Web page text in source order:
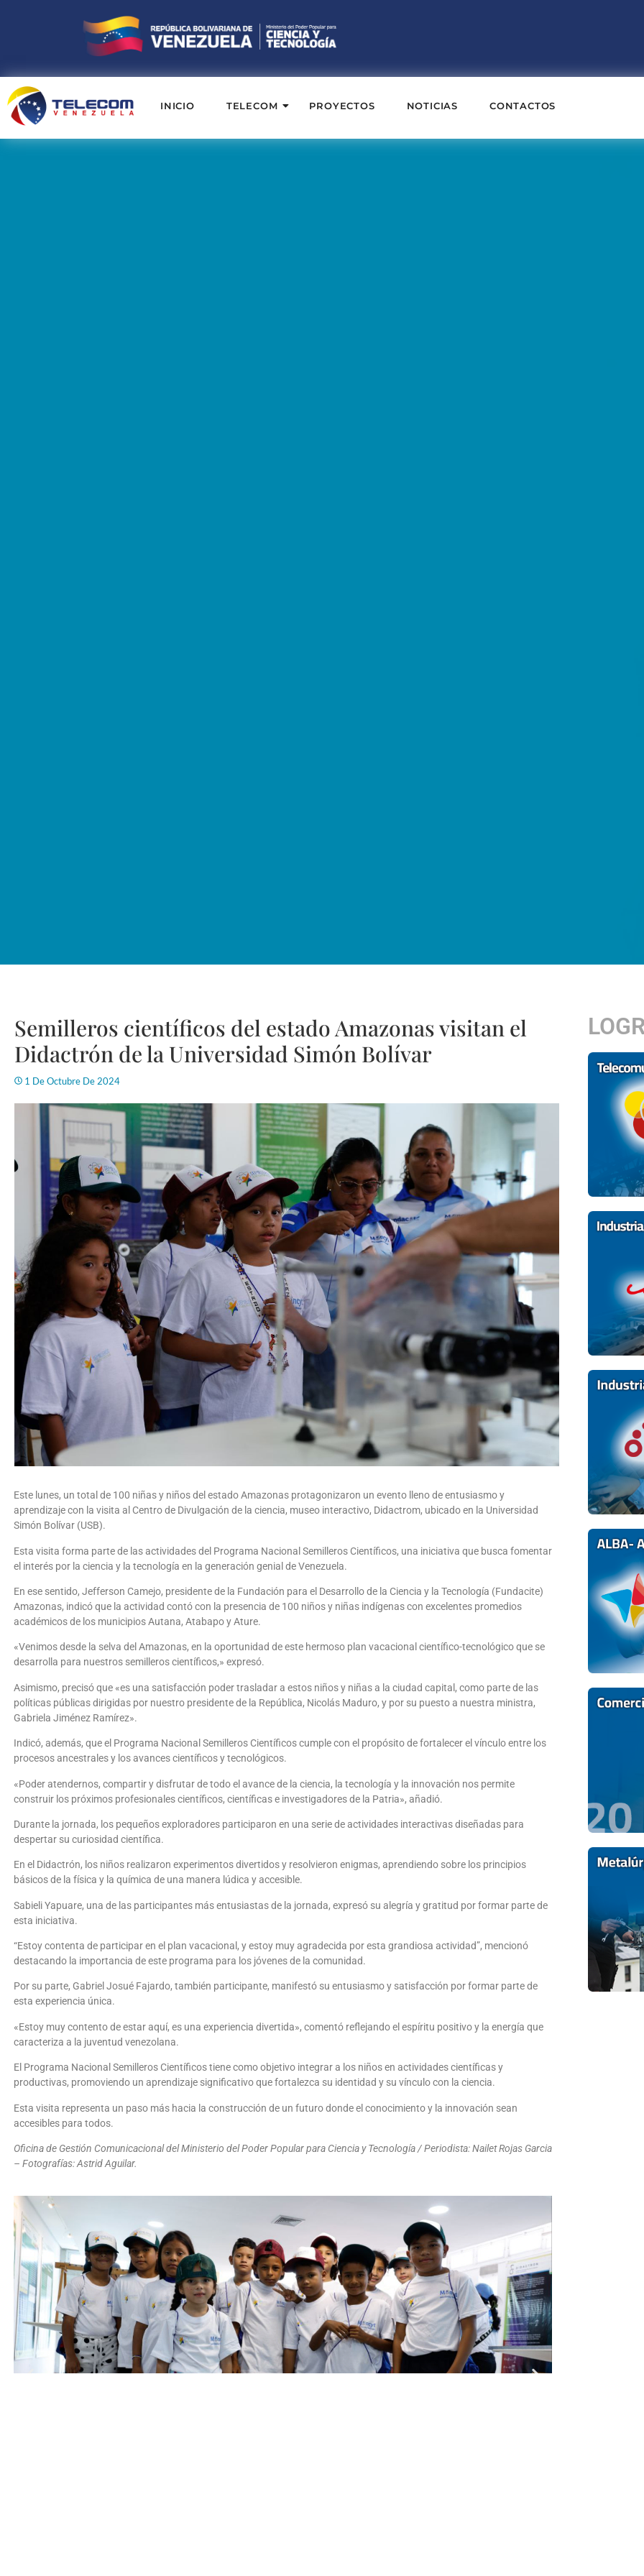
INICIO TELECOM PROYECTOS NOTICIAS CONTACTOS
Semilleros científicos del estado Amazonas visitan el
Didactrón de la Universidad Simón Bolívar
1 De Octubre De 2024
Este lunes, un total de 100 niñas y niños del estado Amazonas protagonizaron un evento lleno de entusiasmo y
aprendizaje con la visita al Centro de Divulgación de la ciencia, museo interactivo, Didactrom, ubicado en la Universidad
Simón Bolívar (USB).
Esta visita forma parte de las actividades del Programa Nacional Semilleros Científicos, una iniciativa que busca fomentar
el interés por la ciencia y la tecnología en la generación genial de Venezuela.
En ese sentido, Jefferson Camejo, presidente de la Fundación para el Desarrollo de la Ciencia y la Tecnología (Fundacite)
Amazonas, indicó que la actividad contó con la presencia de 100 niños y niñas indígenas con excelentes promedios
académicos de los municipios Autana, Atabapo y Ature.
«Venimos desde la selva del Amazonas, en la oportunidad de este hermoso plan vacacional científico-tecnológico que se
desarrolla para nuestros semilleros científicos,» expresó.
Asimismo, precisó que «es una satisfacción poder trasladar a estos niños y niñas a la ciudad capital, como parte de las
políticas públicas dirigidas por nuestro presidente de la República, Nicolás Maduro, y por su puesto a nuestra ministra,
Gabriela Jiménez Ramírez».
Indicó, además, que el Programa Nacional Semilleros Científicos cumple con el propósito de fortalecer el vínculo entre los
procesos ancestrales y los avances científicos y tecnológicos.
«Poder atendernos, compartir y disfrutar de todo el avance de la ciencia, la tecnología y la innovación nos permite
construir los próximos profesionales científicos, científicas e investigadores de la Patria», añadió.
Durante la jornada, los pequeños exploradores participaron en una serie de actividades interactivas diseñadas para
despertar su curiosidad científica.
En el Didactrón, los niños realizaron experimentos divertidos y resolvieron enigmas, aprendiendo sobre los principios
básicos de la física y la química de una manera lúdica y accesible.
Sabieli Yapuare, una de las participantes más entusiastas de la jornada, expresó su alegría y gratitud por formar parte de
esta iniciativa.
“Estoy contenta de participar en el plan vacacional, y estoy muy agradecida por esta grandiosa actividad”, mencionó
destacando la importancia de este programa para los jóvenes de la comunidad.
Por su parte, Gabriel Josué Fajardo, también participante, manifestó su entusiasmo y satisfacción por formar parte de
esta experiencia única.
«Estoy muy contento de estar aquí, es una experiencia divertida», comentó reflejando el espíritu positivo y la energía que
caracteriza a la juventud venezolana.
El Programa Nacional Semilleros Científicos tiene como objetivo integrar a los niños en actividades científicas y
productivas, promoviendo un aprendizaje significativo que fortalezca su identidad y su vínculo con la ciencia.
Esta visita representa un paso más hacia la construcción de un futuro donde el conocimiento y la innovación sean
accesibles para todos.
Oficina de Gestión Comunicacional del Ministerio del Poder Popular para Ciencia y Tecnología / Periodista: Nailet Rojas Garcia
– Fotografías: Astrid Aguilar.